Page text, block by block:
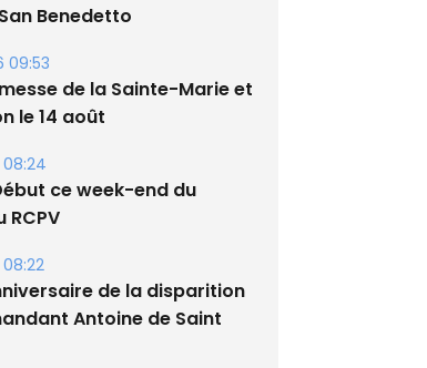
Benedetto
09:53
le 14 août
de la disparition